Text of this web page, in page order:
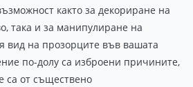
както за декориране на
така и за манипулиране на
вид на прозорците във вашата
по-долу са изброени причините,
са от съществено